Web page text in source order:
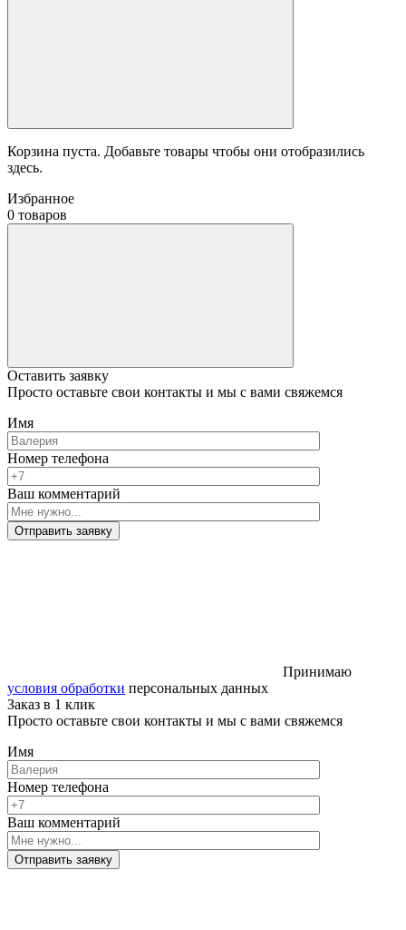
Корзина пуста. Добавьте товары чтобы они отобразились
здесь.
Избранное
0 товаров
Оставить заявку
Просто оставьте свои контакты и мы с вами свяжемся
Имя
Номер телефона
Ваш комментарий
Отправить заявку
Принимаю
условия обработки персональных данных
Заказ в 1 клик
Просто оставьте свои контакты и мы с вами свяжемся
Имя
Номер телефона
Ваш комментарий
Отправить заявку